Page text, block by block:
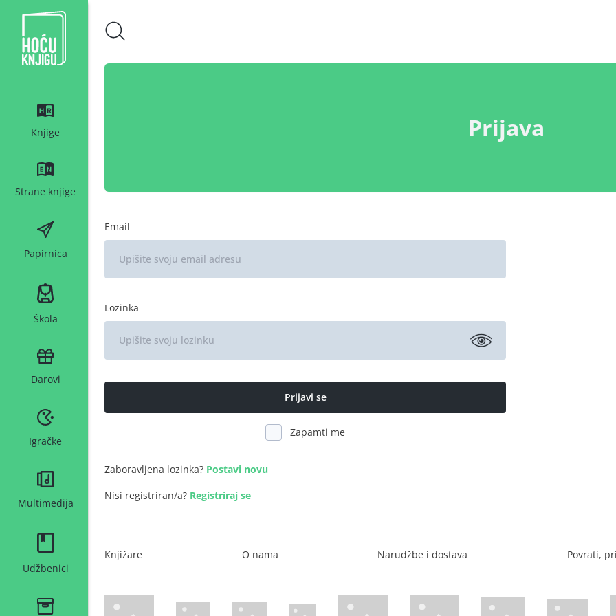
Hoću knjigu bijeli logo
Knjige
Strane knjige
Papirnica
Škola
Darovi
Igračke
Multimedija
Udžbenici
Prijava
Email
Lozinka
Zapamti me
Zaboravljena lozinka? Postavi novu
Nisi registriran/a? Registriraj se
Knjižare O nama Narudžbe i dostava Povrati,
WsPay web stranicaMaestro web stranicaMastercard web stranicaAmerican Express web stranica
Visa web stranica Diners web stranicaTrustwave certificirano
Mastercard